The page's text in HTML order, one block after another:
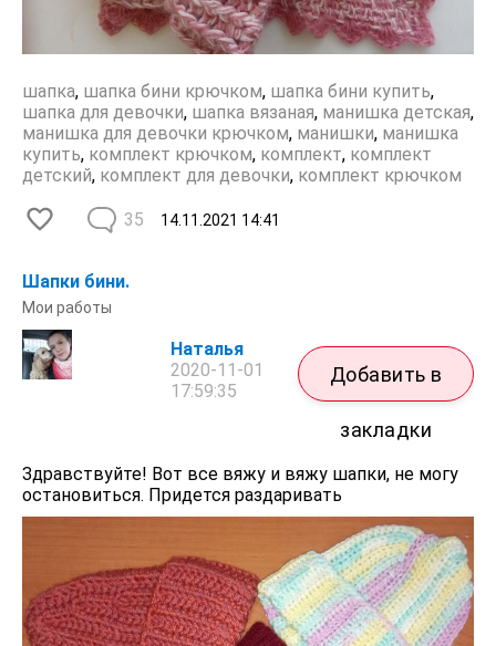
шапка, шапка бини крючком, шапка бини купить,
шапка для девочки, шапка вязаная, манишка детская,
манишка для девочки крючком, манишки, манишка
купить, комплект крючком, комплект, комплект
детский, комплект для девочки, комплект крючком
14.11.2021 14:41
35
Шапки бини.
Мои работы
Наталья
2020-11-01
17:59:35
Добавить в
закладки
Здравствуйте! Вот все вяжу и вяжу шапки, не могу
остановиться. Придется раздаривать